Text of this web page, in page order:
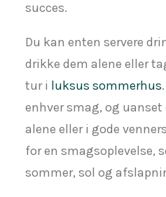
succes.
Du kan enten servere
drikke dem alene eller
tur i luksus sommerhus
enhver smag, og
alene eller i gode
for en smagsoplevelse,
sommer, sol og